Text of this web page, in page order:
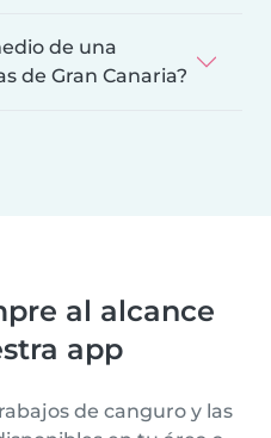
de una
de Gran Canaria?
al alcance
app
de canguro y las